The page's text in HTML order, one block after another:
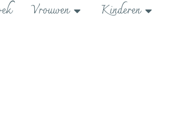
Vrouwen Kinderen